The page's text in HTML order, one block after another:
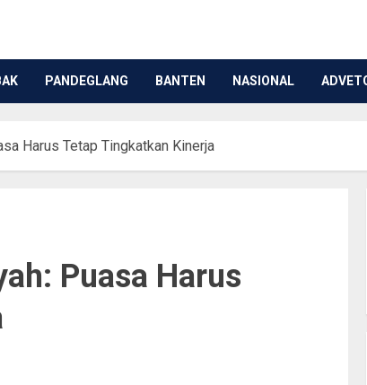
PANDEGLANG BANTEN NASIONAL
Harus Tetap Tingkatkan Kinerja
Puasa Harus